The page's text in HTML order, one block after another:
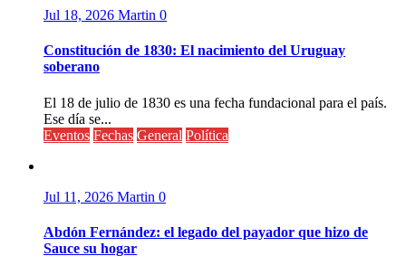
Jul 18, 2026 Martin 0
Constitución de 1830: El nacimiento del Uruguay
soberano
El 18 de julio de 1830 es una fecha fundacional para el país.
Ese día se...
Eventos Fechas General Política
Jul 11, 2026 Martin 0
Abdón Fernández: el legado del payador que hizo de
Sauce su hogar